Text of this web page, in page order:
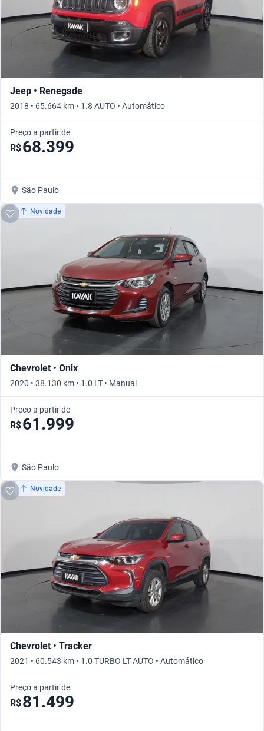
Jeep • Renegade
2018 • 65.664 km • 1.8 AUTO • Automático
Preço a partir de
R$68.399
São Paulo
Novidade
Chevrolet • Onix
2020 • 38.130 km • 1.0 LT • Manual
Preço a partir de
R$61.999
São Paulo
Novidade
Chevrolet • Tracker
2021 • 60.543 km • 1.0 TURBO LT AUTO • Automático
Preço a partir de
R$81.499